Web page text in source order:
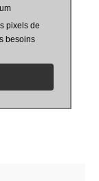
pixels de
besoins